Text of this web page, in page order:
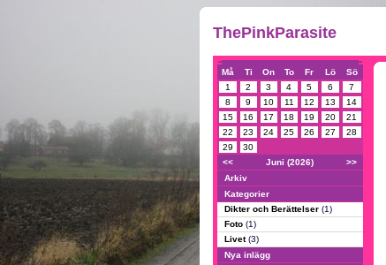
ThePinkParasite
Må Ti On To Fr Lö
Sö
1
2 3 4 5 6
7
8
9 10 11 12 13
14
15
16 17 18 19 20
21
22
23 24 25 26 27
28
29
30
<<
Juni (2026)
>>
Arkiv
Kategorier
Dikter och Berättelser (1)
Foto (1)
Livet(3)
Nya inlägg